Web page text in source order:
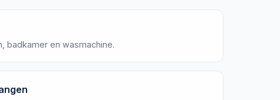
badkamer en wasmachine.